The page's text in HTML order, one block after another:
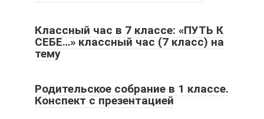
Классный час в 7 классе: «ПУТЬ К
СЕБЕ…» классный час (7 класс) на
тему
Родительское собрание в 1 классе.
Конспект с презентацией